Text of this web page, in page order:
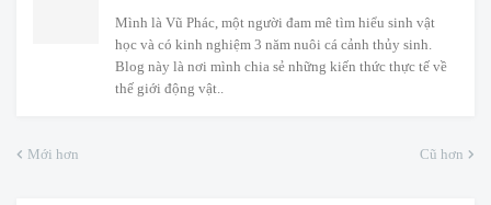
Mình là Vũ Phác, một người đam mê tìm hiểu sinh vật
học và có kinh nghiệm 3 năm nuôi cá cảnh thủy sinh.
Blog này là nơi mình chia sẻ những kiến thức thực tế về
thế giới động vật..
Mới hơn Cũ hơn